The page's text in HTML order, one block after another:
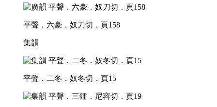
平聲．六豪．奴刀切．頁158
集韻
平聲．二冬．奴冬切．頁15